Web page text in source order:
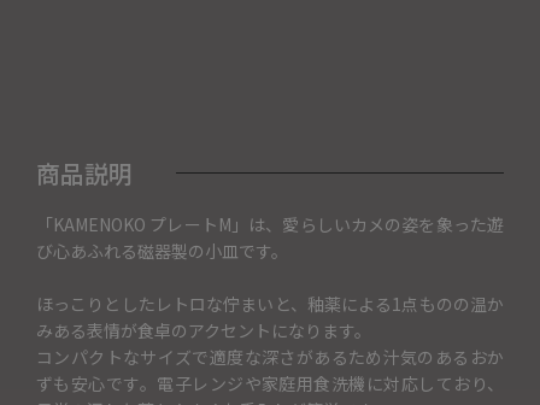
商品説明
「KAMENOKO プレートM」は、愛らしいカメの姿を象った遊
び心あふれる磁器製の小皿です。
ほっこりとしたレトロな佇まいと、釉薬による1点ものの温か
みある表情が食卓のアクセントになります。
コンパクトなサイズで適度な深さがあるため汁気のあるおか
ずも安心です。電子レンジや家庭用食洗機に対応しており、